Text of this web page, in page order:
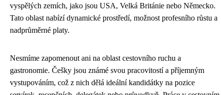
vyspělých zemích, jako jsou USA, Velká Británie nebo Německo.
Tato oblast nabízí dynamické prostředí, možnost profesního růstu a
nadprůměrné platy.
Nesmíme zapomenout ani na oblast cestovního ruchu a
gastronomie. Češky jsou známé svou pracovitostí a příjemným
vystupováním, což z nich dělá ideální kandidátky na pozice